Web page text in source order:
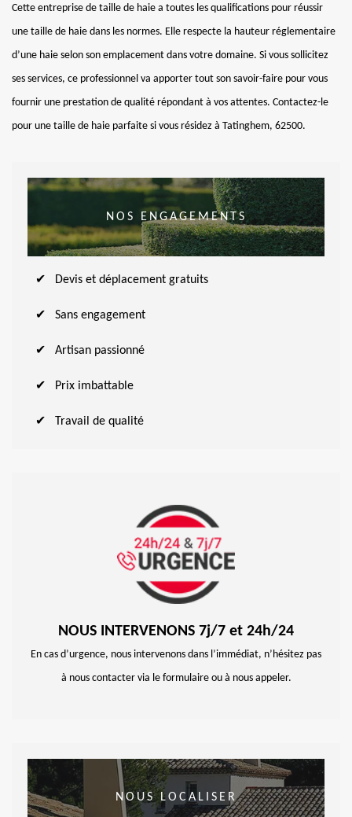
Cette entreprise de taille de haie a toutes les qualifications pour réussir
une taille de haie dans les normes. Elle respecte la hauteur réglementaire
d’une haie selon son emplacement dans votre domaine. Si vous sollicitez
ses services, ce professionnel va apporter tout son savoir-faire pour vous
fournir une prestation de qualité répondant à vos attentes. Contactez-le
pour une taille de haie parfaite si vous résidez à Tatinghem, 62500.
NOS ENGAGEMENTS
Devis et déplacement gratuits
Sans engagement
Artisan passionné
Prix imbattable
Travail de qualité
NOUS INTERVENONS 7j/7 et 24h/24
En cas d’urgence, nous intervenons dans l’immédiat, n’hésitez pas
à nous contacter via le formulaire ou à nous appeler.
NOUS LOCALISER